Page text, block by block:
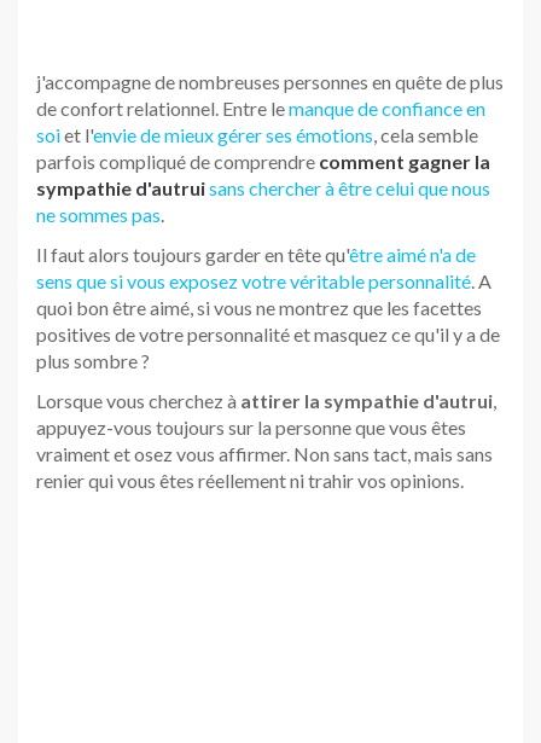
sens que si vous exposez votre véritable personnalité. A
quoi bon être aimé, si vous ne montrez que les facettes
positives de votre personnalité et masquez ce qu'il y a de
plus sombre ?
Lorsque vous cherchez à
attirer la sympathie d'autrui
appuyez-vous toujours sur la personne que vous êtes
vraiment et osez vous affirmer. Non sans tact, mais sans
renier qui vous êtes réellement ni trahir vos opinions.
Comment gagner la sympathie
d'autrui : changer de regard